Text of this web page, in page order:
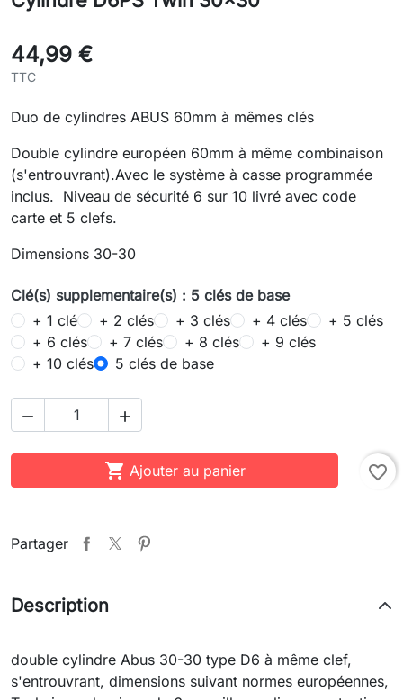
44,99 €
TTC
Duo de cylindres ABUS 60mm à mêmes clés
Double cylindre européen 60mm à même combinaison
(s'entrouvrant).Avec le système à casse programmée
inclus. Niveau de sécurité 6 sur 10 livré avec code
carte et 5 clefs.
Dimensions 30-30
Clé(s) supplementaire(s) : 5 clés de base
+ 1 clé
+ 2 clés + 3 clés + 4 clés
+ 5 clés
+ 6 clés
+ 7 clés + 8 clés
+ 9 clés
+ 10 clés
5 clés de base
 
 Ajouter au panier favorite_border
Partager
Description
double cylindre Abus 30-30 type D6 à même clef,
s'entrouvrant, dimensions suivant normes européennes,